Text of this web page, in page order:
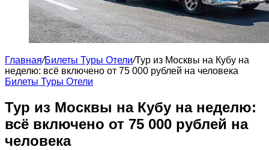
Главная/Билеты Туры Отели/Тур из Москвы на Кубу на
неделю: всё включено от 75 000 рублей на человека
Билеты Туры Отели
Тур из Москвы на Кубу на неделю:
всё включено от 75 000 рублей на
человека